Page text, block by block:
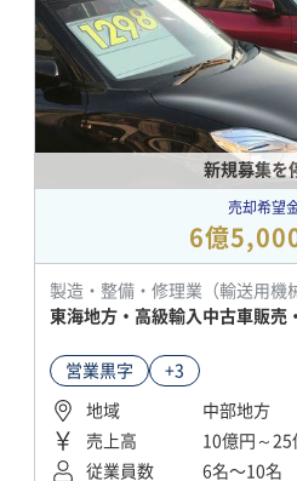
新規募集を
売却希望
6億
製造・整備・修理業（輸送用機
東海地方・高級輸入中古車販売
営業黒字 +3
地域
中部地方
売上高
10億円～25
従業員数
6名〜10名